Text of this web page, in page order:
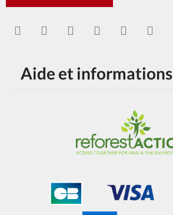
Aide et informations